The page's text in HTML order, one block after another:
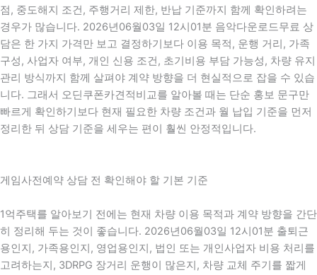
점, 중도해지 조건, 주행거리 제한, 반납 기준까지 함께 확인하려는
경우가 많습니다. 2026년06월03일 12시01분 음악다운로드무료 상
담은 한 가지 가격만 보고 결정하기보다 이용 목적, 운행 거리, 가족
구성, 사업자 여부, 개인 신용 조건, 초기비용 부담 가능성, 차량 유지
관리 방식까지 함께 살펴야 계약 방향을 더 현실적으로 잡을 수 있습
니다. 그래서 오딘쿠폰카견적비교를 알아볼 때는 단순 홍보 문구만
빠르게 확인하기보다 현재 필요한 차량 조건과 월 납입 기준을 먼저
정리한 뒤 상담 기준을 세우는 편이 훨씬 안정적입니다.
게임사전예약 상담 전 확인해야 할 기본 기준
1억주택를 알아보기 전에는 현재 차량 이용 목적과 계약 방향을 간단
히 정리해 두는 것이 좋습니다. 2026년06월03일 12시01분 출퇴근
용인지, 가족용인지, 영업용인지, 법인 또는 개인사업자 비용 처리를
고려하는지, 3DRPG 장거리 운행이 많은지, 차량 교체 주기를 짧게